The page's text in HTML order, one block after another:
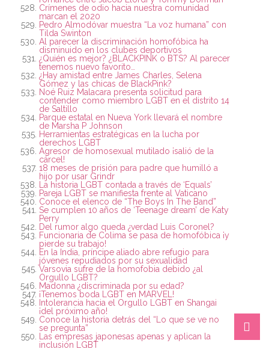
Crímenes de odio hacia nuestra comunidad
marcan el 2020
Pedro Almodóvar muestra “La voz humana” con
Tilda Swinton
Al parecer la discriminación homofóbica ha
disminuido en los clubes deportivos
¿Quién es mejor? ¿BLACKPINK o BTS? Al parecer
tenemos nuevo favorito…
¿Hay amistad entre James Charles, Selena
Gómez y las chicas de BlackPink?
Noé Ruiz Malacara presenta solicitud para
contender como miembro LGBT en el distrito 14
de Saltillo
Parque estatal en Nueva York llevará el nombre
de Marsha P Johnson
Herramientas estratégicas en la lucha por
derechos LGBT
Agresor de homosexual mutilado ¡salió de la
cárcel!
18 meses de prisión para padre que humilló a
hijo por usar Grindr
La historia LGBT contada a través de ‘Equals’
Pareja LGBT se manifiesta frente al Vaticano
Conoce el elenco de “The Boys In The Band”
Se cumplen 10 años de ‘Teenage dream’ de Katy
Perry
Del rumor algo queda ¿verdad Luis Coronel?
Funcionaria de Colima se pasa de homofóbica ¡y
pierde su trabajo!
En la India, príncipe aliado abre refugio para
jóvenes repudiados por su sexualidad
Varsovia sufre de la homofobia debido ¿al
Orgullo LGBT?
Madonna ¿discriminada por su edad?
¡Tenemos boda LGBT en MARVEL!
Intolerancia hacia el Orgullo LGBT en Shangai
¡del próximo año!
Conoce la historia detrás del “Lo que se ve no
se pregunta”
Las empresas japonesas apenas y aplican la
inclusión LGBT